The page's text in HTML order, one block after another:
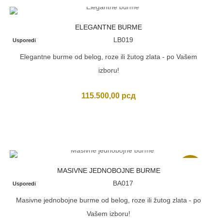
ELEGANTNE BURME
Usporedi LB019
Elegantne burme od belog, roze ili žutog zlata - po Vašem
izboru!
115.500,00 рсд
MASIVNE JEDNOBOJNE BURME
Usporedi BA017
Masivne jednobojne burme od belog, roze ili žutog zlata - po
Vašem izboru!